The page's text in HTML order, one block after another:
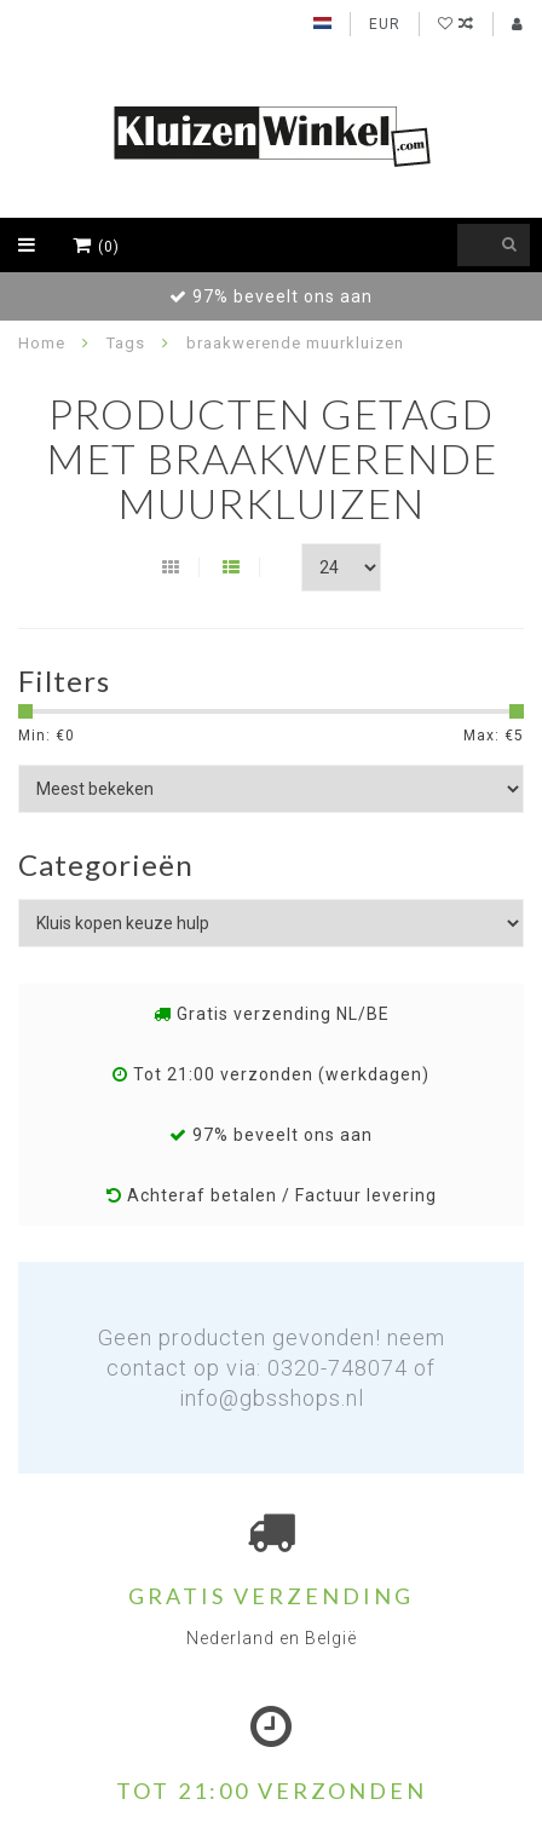
EUR
(0)
97% beveelt ons aan
Home Tags braakwerende muurkluizen
PRODUCTEN GETAGD
MET BRAAKWERENDE
MUURKLUIZEN
Filters
Min: €0 Max: €5
Categorieën
Gratis verzending NL/BE
Tot 21:00 verzonden (werkdagen)
97% beveelt ons aan
Achteraf betalen / Factuur levering
Geen producten gevonden! neem
contact op via: 0320-748074 of
info@gbsshops.nl
GRATIS VERZENDING
Nederland en België
TOT 21:00 VERZONDEN